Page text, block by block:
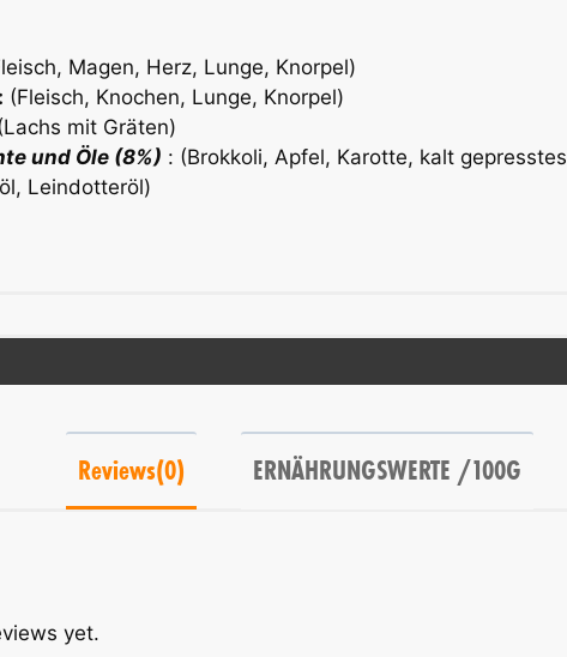
Magen, Herz, Lunge, Knorpel)
: (Fleisch, Knochen, Lunge, Knorpel)
mit Gräten)
und Öle (8%) : (Brokkoli, Apfel, Karotte, kalt gepresstes
Leindotteröl)
Reviews(0) ERNÄHRUNGSWERTE /100G
yet.